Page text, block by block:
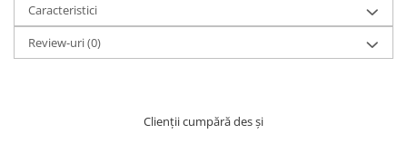
Caracteristici
Review-uri(0)
Clienții cumpără des și